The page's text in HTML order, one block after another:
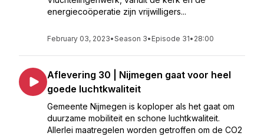
energiecoöperatie zijn vrijwilligers...
February 03, 2023•Season 3• Episode 31• 28:00
Aflevering 30 | Nijmegen gaat voor heel
goede luchtkwaliteit
Gemeente Nijmegen is koploper als het gaat om
duurzame mobiliteit en schone luchtkwaliteit.
Allerlei maatregelen worden getroffen om de CO2